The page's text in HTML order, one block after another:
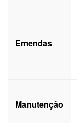
Emendas
Manutenção